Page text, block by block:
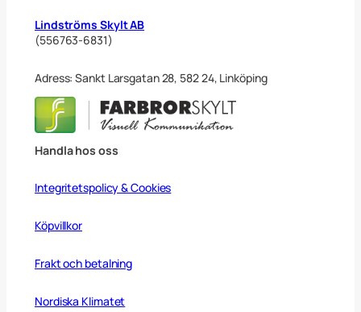
Lindströms Skylt AB
(556763-6831)
Adress: Sankt Larsgatan 28, 582 24, Linköping
Handla hos oss
Integritetspolicy & Cookies
Köpvillkor
Frakt och betalning
Nordiska Klimatet